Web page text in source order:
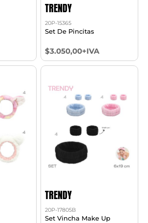
TRENDY
20P-15365
Set De Pincitas
$3.050,00+IVA
TRENDY
20P-17805B
Set Vincha Make Up